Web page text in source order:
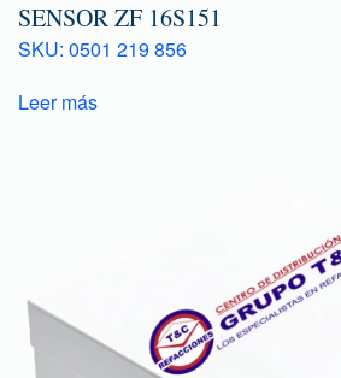
SENSOR ZF 16S151
SKU: 0501 219 856
Leer más